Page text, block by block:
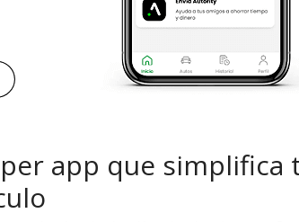
app que simplifica